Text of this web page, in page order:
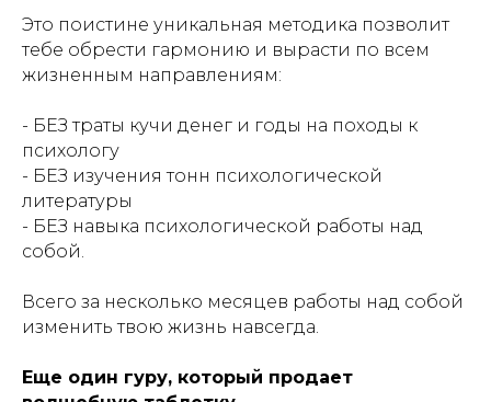
Это поистине уникальная методика позволит
тебе обрести гармонию и вырасти по всем
жизненным направлениям:
- БЕЗ траты кучи денег и годы на походы к
психологу
- БЕЗ изучения тонн психологической
литературы
- БЕЗ навыка психологической работы над
собой.
Всего за несколько месяцев работы над собой
изменить твою жизнь навсегда.
Еще один гуру, который продает